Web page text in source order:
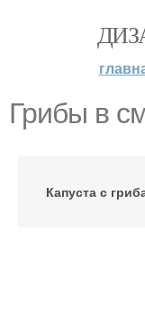
Грибы в
Капуста с